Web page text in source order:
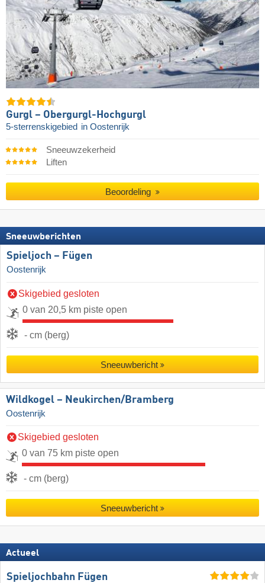
Gurgl – Obergurgl-Hochgurgl
5-sterrenskigebied in Oostenrijk
Sneeuwzekerheid
Liften
Beoordeling
Sneeuwberichten
Spieljoch – Fügen
Oostenrijk
Skigebied gesloten
0 van 20,5 km piste open
- cm (berg)
Sneeuwbericht
Wildkogel – Neukirchen/​Bramberg
Oostenrijk
Skigebied gesloten
0 van 75 km piste open
- cm (berg)
Sneeuwbericht
Actueel
Spieljochbahn Fügen